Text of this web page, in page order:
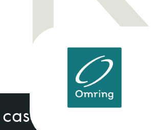
cases over deze